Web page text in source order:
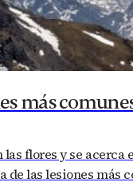
más
flores y se
de las lesiones